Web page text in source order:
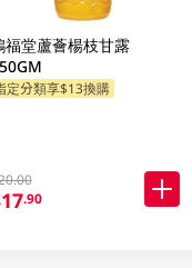
福堂蘆薈楊枝甘露
定分類享$13換購
.90